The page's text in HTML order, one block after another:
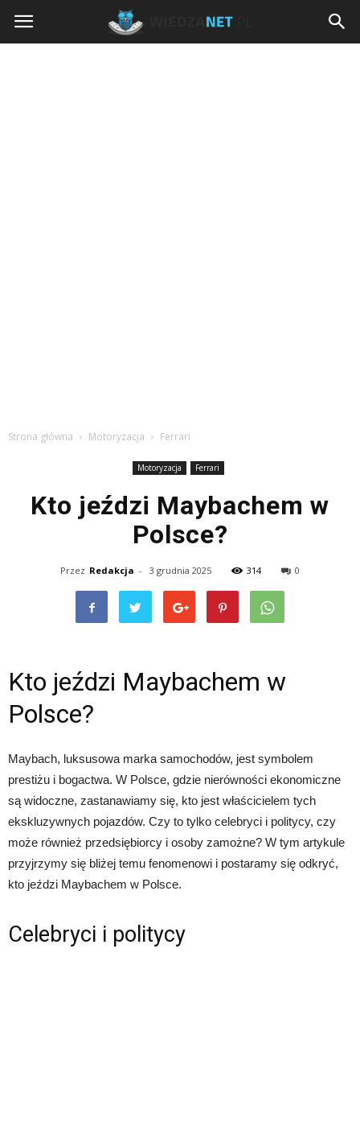
Wiedzanet.pl
Strona główna Motoryzacja Ferrari
Motoryzacja Ferrari
Kto jeździ Maybachem w
Polsce?
Przez Redakcja - 3 grudnia 2025 314 0
Kto jeździ Maybachem w
Polsce?
Maybach, luksusowa marka samochodów, jest symbolem
prestiżu i bogactwa. W Polsce, gdzie nierówności ekonomiczne
są widoczne, zastanawiamy się, kto jest właścicielem tych
ekskluzywnych pojazdów. Czy to tylko celebryci i politycy, czy
może również przedsiębiorcy i osoby zamożne? W tym artykule
przyjrzymy się bliżej temu fenomenowi i postaramy się odkryć,
kto jeździ Maybachem w Polsce.
Celebryci i politycy